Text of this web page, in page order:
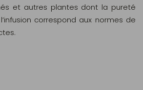
et autres plantes dont la pureté
correspond aux normes de